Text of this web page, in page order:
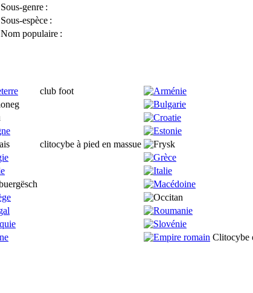
Sous-genre :
Sous-espèce :
Nom populaire :
club foot
clitocybe à pied en massue
Clitocybe